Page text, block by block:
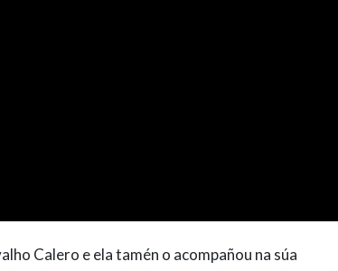
Calero e ela tamén o acompañou na súa